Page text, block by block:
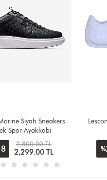
Lescon Chrome Beyaz Erkek
Sneakers
%21
2,400.00 TL
1,900.00 TL